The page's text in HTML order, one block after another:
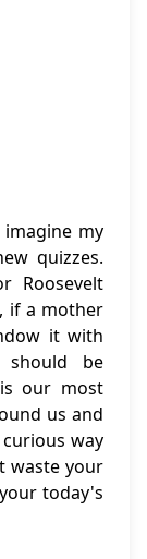
my
quizzes.
Roosevelt
if a mother
it with
be
our most
us and
way
waste your
today's